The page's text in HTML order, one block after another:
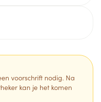
voorschrift nodig. Na
kan je het komen